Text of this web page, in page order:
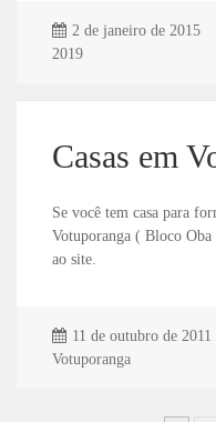
2 de janeiro de 2015
2019
Casas em
Se você tem casa para
Votuporanga ( Bloco
ao site.
11 de outubro de 2011
Votuporanga